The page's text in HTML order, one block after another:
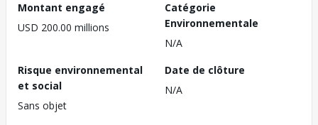
Montant engagé
USD 200.00 millions
Catégorie
Environnementale
N/A
Risque environnemental
et social
Sans objet
Date de clôture
N/A